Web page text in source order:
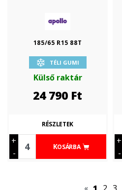
185/65 R15 88T
TÉLI GUMI
Külső raktár
24 790 Ft
+
-
KOSÁRBA
RÉSZLETEK
+
-